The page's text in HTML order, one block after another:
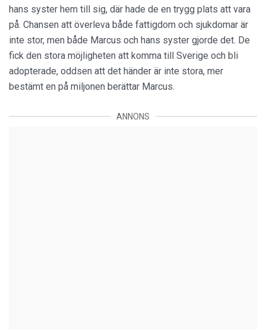
hans syster hem till sig, där hade de en trygg plats att vara
på. Chansen att överleva både fattigdom och sjukdomar är
inte stor, men både Marcus och hans syster gjorde det. De
fick den stora möjligheten att komma till Sverige och bli
adopterade, oddsen att det händer är inte stora, mer
bestämt en på miljonen berättar Marcus.
ANNONS